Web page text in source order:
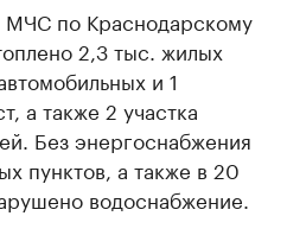
по Краснодарскому
2,3 тыс. жилых
и 1
а также 2 участка
Без энергоснабжения
пунктов, а также в 20
водоснабжение.